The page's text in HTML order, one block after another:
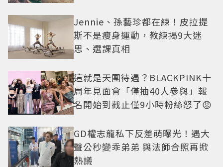
Jennie、孫藝珍都在練！皮拉提
斯不是瘦身運動，教練揭9大迷
思、選課真相
這就是天團待遇？BLACKPINK十
周年見面會「僅抽40人參與」報
名開始到截止僅9小時粉絲怒了😡
GD權志龍私下反差萌曝光！遇大
聲公秒變乖弟弟 與法師合照再掀
熱議